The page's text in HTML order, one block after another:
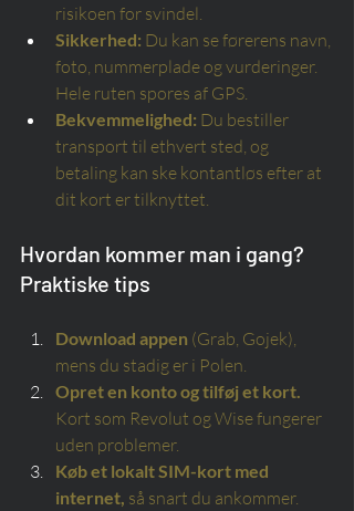
risikoen for svindel.
Sikkerhed: Du kan se førerens navn,
foto, nummerplade og vurderinger.
Hele ruten spores af GPS.
Bekvemmelighed: Du bestiller
transport til ethvert sted, og
betaling kan ske kontantløs efter at
dit kort er tilknyttet.
Hvordan kommer man i gang?
Praktiske tips
Download appen (Grab, Gojek),
mens du stadig er i Polen.
Opret en konto og tilføj et kort.
Kort som Revolut og Wise fungerer
uden problemer.
Køb et lokalt SIM-kort med
internet, så snart du ankommer.